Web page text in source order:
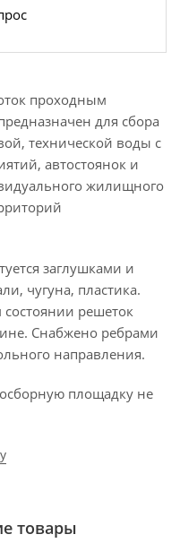
проходным
для сбора
технической воды с
автостоянок и
жилищного
заглушками и
чугуна, пластика.
решеток
Снабжено ребрами
направления.
площадку не
товары